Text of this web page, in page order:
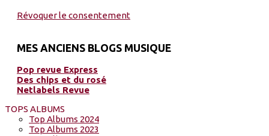
Révoquer le consentement
MES ANCIENS BLOGS MUSIQUE
Pop revue Express
Des chips et du rosé
Netlabels Revue
TOPS ALBUMS
Top Albums 2024
Top Albums 2023